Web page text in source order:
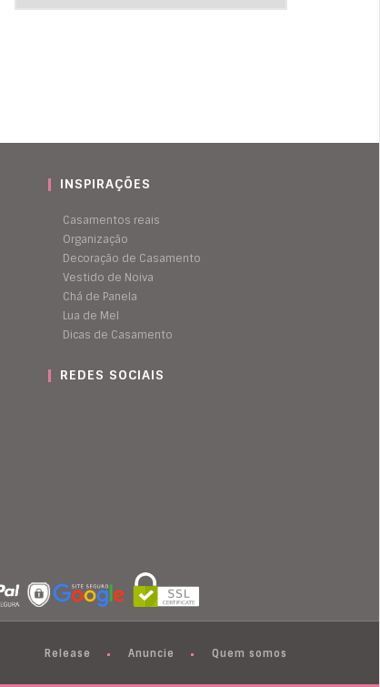
INSPIRAÇÕES
Casamentos reais
Organização
Decoração de Casamento
Vestido de Noiva
Chá de Panela
Lua de Mel
Dicas de Casamento
REDES SOCIAIS
Release Anuncie Quem somos